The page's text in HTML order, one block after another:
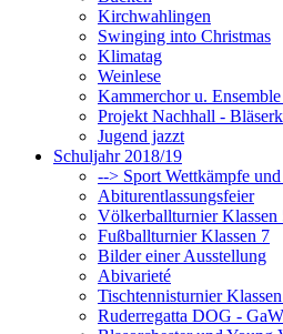
Kirchwahlingen
Swinging into Christmas
Klimatag
Weinlese
Kammerchor u.
Projekt Nachhall -
Jugend jazzt
Schuljahr 2018/19
--> Sport Wettkämpfe
Abiturentlassungsfeier
Völkerballturnier Klassen
Fußballturnier Klassen 7
Bilder einer Ausstellung
Abivarieté
Tischtennisturnier
Ruderregatta DOG - GaW